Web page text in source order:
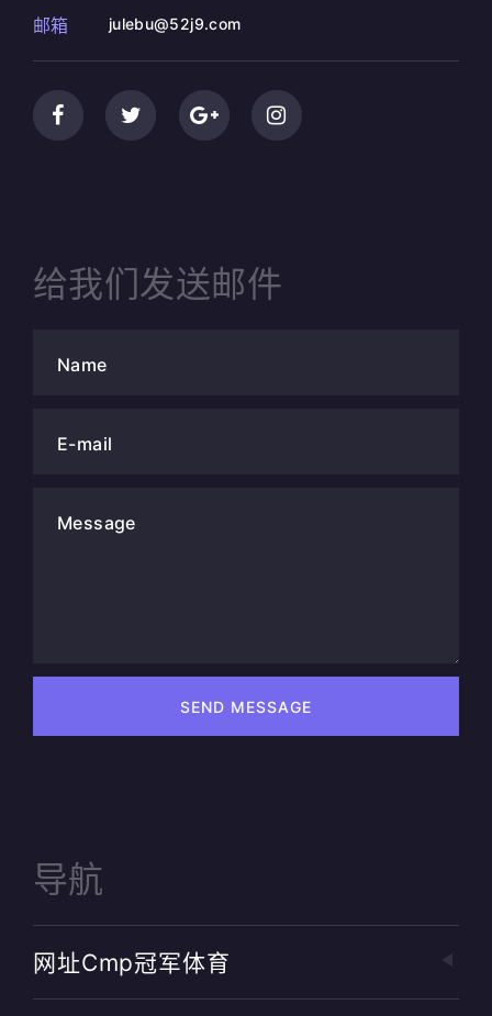
邮箱 julebu@52j9.com
给我们发送邮件
Name
E-mail
Message
SEND MESSAGE
导航
网址cmp冠军体育